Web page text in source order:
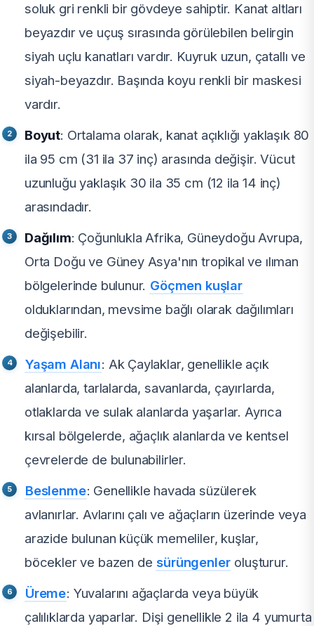
soluk gri renkli bir gövdeye sahiptir. Kanat altları
beyazdır ve uçuş sırasında görülebilen belirgin
siyah uçlu kanatları vardır. Kuyruk uzun, çatallı ve
siyah-beyazdır. Başında koyu renkli bir maskesi
vardır.
Boyut: Ortalama olarak, kanat açıklığı yaklaşık 80
ila 95 cm (31 ila 37 inç) arasında değişir. Vücut
uzunluğu yaklaşık 30 ila 35 cm (12 ila 14 inç)
arasındadır.
Dağılım: Çoğunlukla Afrika, Güneydoğu Avrupa,
Orta Doğu ve Güney Asya'nın tropikal ve ılıman
bölgelerinde bulunur. Göçmen kuşlar
olduklarından, mevsime bağlı olarak dağılımları
değişebilir.
Yaşam Alanı: Ak Çaylaklar, genellikle açık
alanlarda, tarlalarda, savanlarda, çayırlarda,
otlaklarda ve sulak alanlarda yaşarlar. Ayrıca
kırsal bölgelerde, ağaçlık alanlarda ve kentsel
çevrelerde de bulunabilirler.
Beslenme: Genellikle havada süzülerek
avlanırlar. Avlarını çalı ve ağaçların üzerinde veya
arazide bulunan küçük memeliler, kuşlar,
böcekler ve bazen de sürüngenler oluşturur.
Üreme: Yuvalarını ağaçlarda veya büyük
çalılıklarda yaparlar. Dişi genellikle 2 ila 4 yumurta